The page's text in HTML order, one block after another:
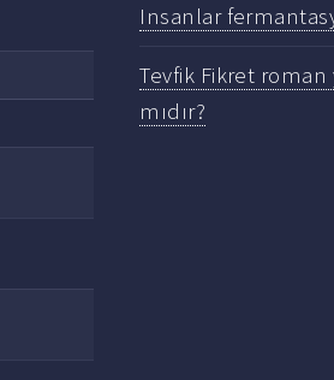
Insanlar
Tevfik Fikret roman
mıdır?